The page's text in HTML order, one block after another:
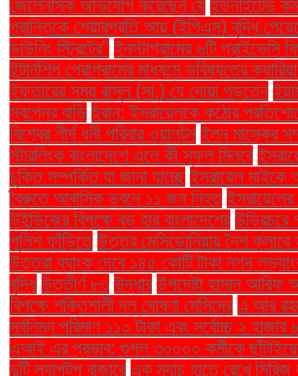
জেলেনস্কি অভিযোগ করেছেন যে ইউনাইটেড
প্রান্তিকে শেয়ারপ্রতি আয় (ইপিএস) বৃদ্ধি
ডাউনিং স্ট্রিটের" ইনস্টাগ্রামের ৬টি প্রাইভেসি
ইন্টার্নশিপ প্রোগ্রামের মাধ্যমে ভবিষ্যতের
ইফতারের সময় রাসুল (সা.) যে দোয়া পড়তেন
স্বপ্নের বাড়ি ইরান: ইসরায়েলকে কঠোর
বিশ্বের শীর্ষ ধনী পরিবার ওয়ালটন ইলন মাস্কের
স্টারলিংক বাংলাদেশে এলে কী সুফল মিলবে
চুক্তি সম্পর্কিত যা জানা যাচ্ছে ইসরায়েল মাইকে
বৈরুতে আবাসিক ভবনে ১১ জন নিহত
উইন্ডিজের বিপক্ষে বড় হার বাংলাদেশের উড়িরচরে
পুলিশ ফাঁড়িতে উত্তর মেসিডোনিয়ায় নৈশ ক্লাবে
উত্তরা ব্যাংক দেবে ১৪৫ কোটি টাকা নগদ
বৃদ্ধি উত্তীর্ণ ৮৩ উদ্ধার উপদেষ্টা হাসান আরিফ
বিপক্ষে শক্তিশালী দল ঘোষণা মেসিদের এ আর
সর্বনিম্ন পরিমাণ ১১০ টাকা এবং সর্বোচ্চ ২ হাজার
এআই এর প্রভাব: গুগল ৩০০০০ কর্মীকে
দুটি ল্যাপটপ বাজারে এক ম্যাচ হাতে রেখে সিরিজ